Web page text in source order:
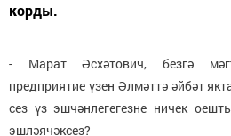
корды.
- Марат Әсхәтович, безгә
предприятие үзен Әлмәттә әйбәт
сез үз эшчәнлегегезне ничек
эшләячәксез?